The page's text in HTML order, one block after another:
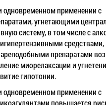
одновременном применении с
угнетающими
систему, в том числе с
средствами,
препаратами
миорелаксации и
гипотонии.
одновременном применении с
повышается